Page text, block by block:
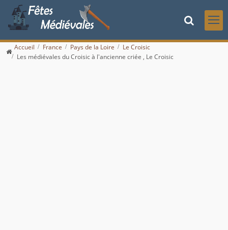
Accueil France Pays de la Loire
Le Croisic
Les médiévales du Croisic à l'ancienne criée , Le Croisic